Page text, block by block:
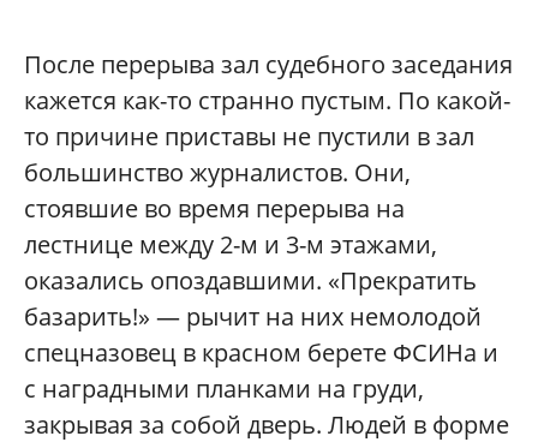
После перерыва зал судебного заседания
кажется как-то странно пустым. По какой-
то причине приставы не пустили в зал
большинство журналистов. Они,
стоявшие во время перерыва на
лестнице между 2-м и 3-м этажами,
оказались опоздавшими. «Прекратить
базарить!» — рычит на них немолодой
спецназовец в красном берете ФСИНа и
с наградными планками на груди,
закрывая за собой дверь. Людей в форме